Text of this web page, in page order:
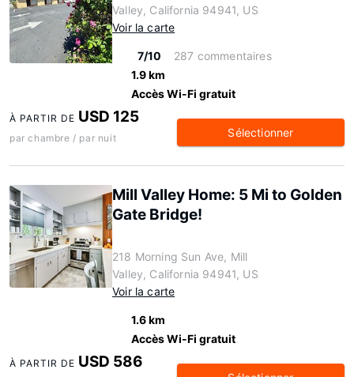
Valley, California 94941, US
Voir la carte
7/10
287 commentaires
1.9 km
Accès Wi-Fi gratuit
À PARTIR DE USD 125
par chambre / par nuit Sélectionner
Mill Valley Home: 5 Mi to Golden
Gate Bridge!
218 Morning Sun Ave, Mill
Valley, California 94941, US
Voir la carte
1.6 km
Accès Wi-Fi gratuit
À PARTIR DE USD 586